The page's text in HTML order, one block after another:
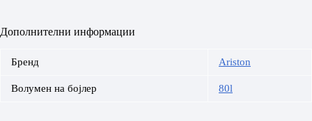
Дополнителни информации
Бренд Ariston
Волумен на бојлер 80l